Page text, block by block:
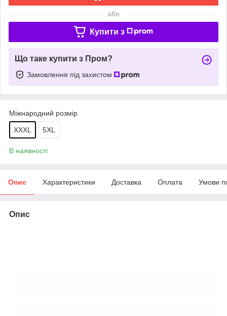
або
Купити з
Що таке купити з Пром?
Замовлення під захистом
Міжнародний розмір
XXXL 5XL
В наявності
Опис Характеристики Доставка Оплата Умови
Опис